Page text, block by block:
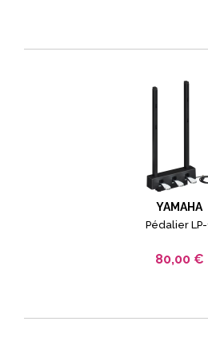
YAMAHA
Pédalier LP-
80,00 €